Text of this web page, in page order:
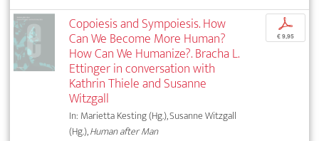
Copoiesis and Sympoiesis. How
Can We Become More Human?
How Can We Humanize?. Bracha L.
Ettinger in conversation with
Kathrin Thiele and Susanne
Witzgall
In: Marietta Kesting (Hg.), Susanne Witzgall
(Hg.),Human after Man
p
€ 9,95